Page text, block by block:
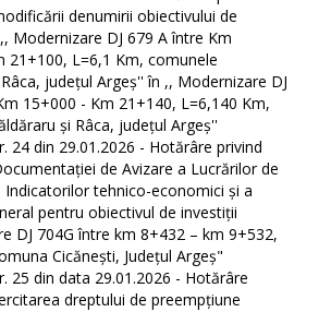
denumirii obiectivului de
Modernizare DJ 679 A între Km
21+100, L=6,1 Km, comunele
județul Argeș'' în ,, Modernizare DJ
15+000 - Km 21+140, L=6,140 Km,
și Râca, județul Argeș''
24 din 29.01.2026 - Hotărâre privind
de Avizare a Lucrărilor de
Indicatorilor tehnico-economici și a
pentru obiectivul de investiții
DJ 704G între km 8+432 – km 9+532,
Cicănești, Județul Argeș"
25 din data 29.01.2026 - Hotărâre
dreptului de preempţiune